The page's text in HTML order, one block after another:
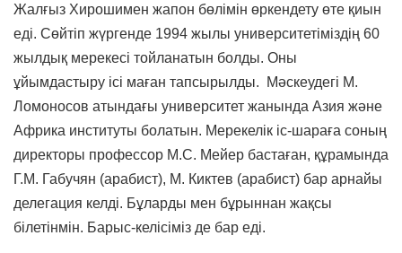
Жалғыз Хирошимен жапон бөлімін өркендету өте қиын
еді. Сөйтіп жүргенде 1994 жылы университетіміздің 60
жылдық мерекесі тойланатын болды. Оны
ұйымдастыру ісі маған тапсырылды. Мәскеудегі М.
Ломоносов атындағы университет жанында Азия және
Африка институты болатын. Мерекелік іс-шараға соның
директоры профессор М.С. Мейер бастаған, құрамында
Г.М. Габучян (арабист), М. Киктев (арабист) бар арнайы
делегация келді. Бұларды мен бұрыннан жақсы
білетінмін. Барыс-келісіміз де бар еді.